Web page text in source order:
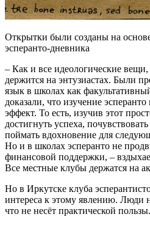
Открытки были созданы на
эсперанто-дневника
– Как и все идеологические вещи,
держится на энтузиастах. Были
язык в школах как
доказали, что изучение
эффект. То есть, изучив этот
достигнуть успеха,
поймать вдохновение для
Но и в школах эсперанто не
финансовой поддержки, –
Все местные клубы держатся на
Но в Иркутске клуба
интереса к этому явлению. Люди
что не несёт практической пользы.